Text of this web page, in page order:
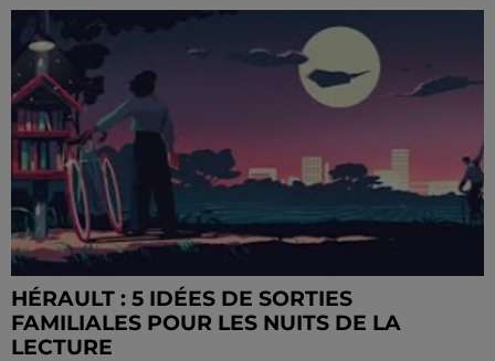
HÉRAULT : 5 IDÉES DE SORTIES
FAMILIALES POUR LES NUITS DE LA
LECTURE